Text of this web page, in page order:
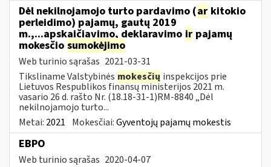
Dėl nekilnojamojo turto pardavimo (ar kitokio
perleidimo) pajamų, gautų 2019
m.,...apskaičiavimo, deklaravimo ir pajamų
mokesčio sumokėjimo
Web turinio sąrašas 2021-03-31
Tiksliname Valstybinės mokesčių inspekcijos prie
Lietuvos Respublikos finansų ministerijos 2021 m.
vasario 26 d. rašto Nr. (18.18-31-1)RM-8840 „Dėl
nekilnojamojo turto...
Metai: 2021 Mokesčiai:Gyventojų pajamų mokestis
EBPO
Web turinio sąrašas 2020-04-07